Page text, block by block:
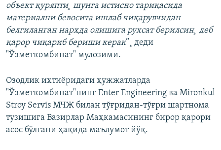
объект қуряпти¸ шунга истисно тариқасида
материални бевосита ишлаб чиқарувчидан
белгиланган нархда олишига рухсат берилсин¸ деб
қарор чиқариб бериши керак”¸ деди
"Ўзметкомбинат" мулозими.
Озодлик ихтиëридаги ҳужжатларда
"Ўзметкомбинат"нинг Enter Engineering ва Mironkul
Stroy Servis МЧЖ билан тўғридан-тўғри шартнома
тузишига Вазирлар Маҳкамасининг бирор қарори
асос бўлгани ҳақида маълумот йўқ.